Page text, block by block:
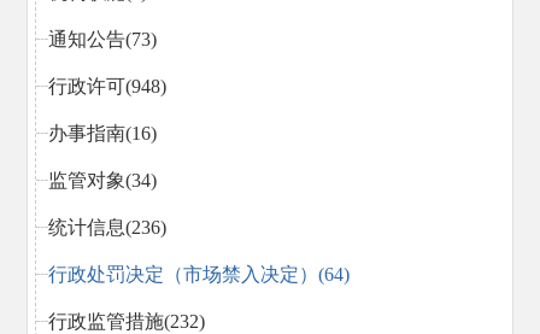
通知公告(73)
行政许可(948)
办事指南(16)
监管对象(34)
统计信息(236)
行政处罚决定（市场禁入决定）(64)
行政监管措施(232)